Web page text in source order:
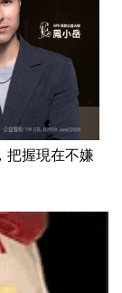
把握現在不嫌